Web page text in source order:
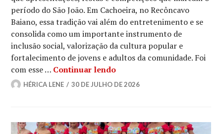
período do São João. Em Cachoeira, no Recôncavo
Baiano, essa tradição vai além do entretenimento e se
consolida como um importante instrumento de
inclusão social, valorização da cultura popular e
fortalecimento de jovens e adultos da comunidade. Foi
com esse … Continuar lendoEntre passos e tradição:
HÉRICA LENE 30 DE JULHO DE 2026